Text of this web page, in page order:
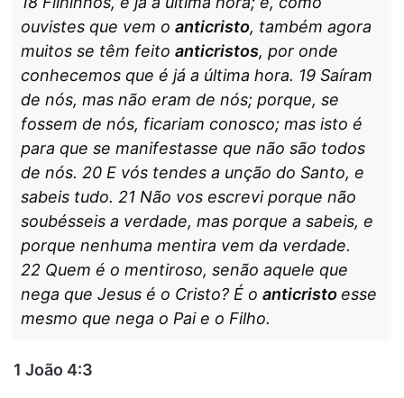
ouvistes que vem o anticristo, também agora
muitos se têm feito anticristos, por onde
conhecemos que é já a última hora. 19 Saíram
de nós, mas não eram de nós; porque, se
fossem de nós, ficariam conosco; mas isto é
para que se manifestasse que não são todos
de nós. 20 E vós tendes a unção do Santo, e
sabeis tudo. 21 Não vos escrevi porque não
soubésseis a verdade, mas porque a sabeis, e
porque nenhuma mentira vem da verdade.
22 Quem é o mentiroso, senão aquele que
nega que Jesus é o Cristo? É o anticristoesse
mesmo que nega o Pai e o Filho.
1 João 4:3